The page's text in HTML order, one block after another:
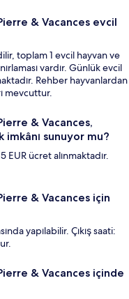
& Vacances evcil
toplam 1 evcil hayvan ve
vardır. Günlük evcil
Rehber hayvanlardan
mevcuttur.
& Vacances,
sunuyor mu?
EUR ücret alınmaktadır.
& Vacances için
yapılabilir. Çıkış saati:
& Vacances içinde